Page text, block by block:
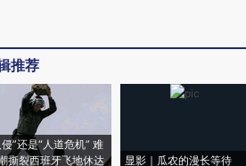
推荐
侵”还是“人道危机” 难
撕裂西班牙飞地休达
显影｜瓜农的漫长等待